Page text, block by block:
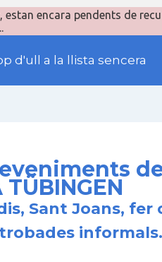
encara pendents de
d'ull a la llista sencera
TÜBINGEN
Sant Joans, fer